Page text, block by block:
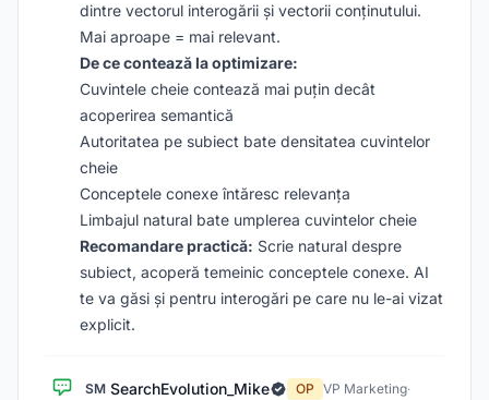
dintre vectorul interogării și vectorii conținutului.
Mai aproape = mai relevant.
De ce contează la optimizare:
Cuvintele cheie contează mai puțin decât
acoperirea semantică
Autoritatea pe subiect bate densitatea cuvintelor
cheie
Conceptele conexe întăresc relevanța
Limbajul natural bate umplerea cuvintelor cheie
Recomandare practică: Scrie natural despre
subiect, acoperă temeinic conceptele conexe. AI
te va găsi și pentru interogări pe care nu le-ai vizat
explicit.
SM SearchEvolution_Mike OP VP Marketing·